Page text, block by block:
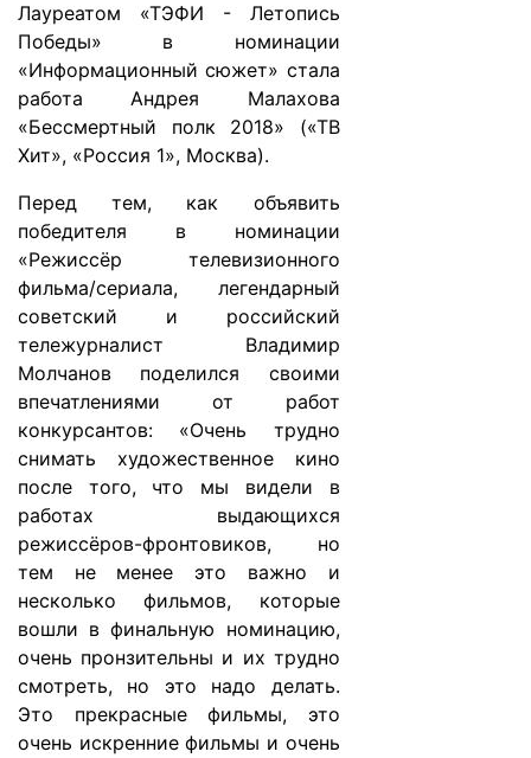
Лауреатом «ТЭФИ - Летопись
Победы» в номинации
«Информационный сюжет» стала
работа Андрея Малахова
«Бессмертный полк 2018» («ТВ
Хит», «Россия 1», Москва).
Перед тем, как объявить
победителя в номинации
«Режиссёр телевизионного
фильма/сериала, легендарный
советский и российский
тележурналист Владимир
Молчанов поделился своими
впечатлениями от работ
конкурсантов: «Очень трудно
снимать художественное кино
после того, что мы видели в
работах выдающихся
режиссёров-фронтовиков, но
тем не менее это важно и
несколько фильмов, которые
вошли в финальную номинацию,
очень пронзительны и их трудно
смотреть, но это надо делать.
Это прекрасные фильмы, это
очень искренние фильмы и очень